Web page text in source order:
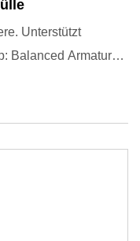
Unterstützt
Balanced Armature.